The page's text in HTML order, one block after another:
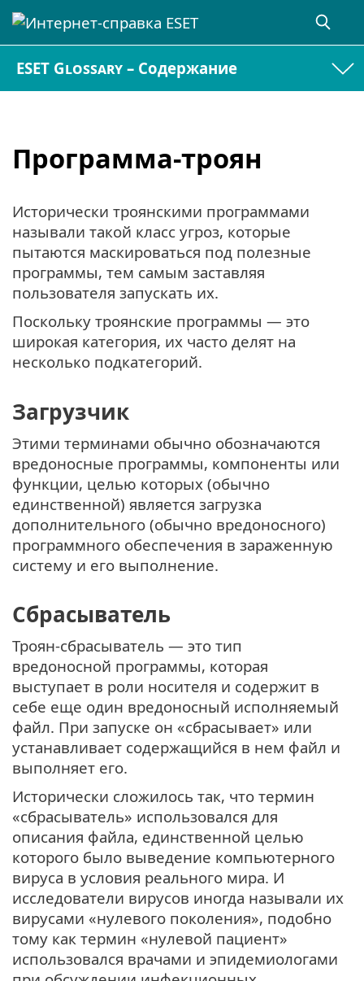
ESET Glossary – Содержание
Программа-троян
Исторически троянскими программами
называли такой класс угроз, которые
пытаются маскироваться под полезные
программы, тем самым заставляя
пользователя запускать их.
Поскольку троянские программы — это
широкая категория, их часто делят на
несколько подкатегорий.
Загрузчик
Этими терминами обычно обозначаются
вредоносные программы, компоненты или
функции, целью которых (обычно
единственной) является загрузка
дополнительного (обычно вредоносного)
программного обеспечения в зараженную
систему и его выполнение.
Сбрасыватель
Троян-сбрасыватель — это тип
вредоносной программы, которая
выступает в роли носителя и содержит в
себе еще один вредоносный исполняемый
файл. При запуске он «сбрасывает» или
устанавливает содержащийся в нем файл и
выполняет его.
Исторически сложилось так, что термин
«сбрасыватель» использовался для
описания файла, единственной целью
которого было выведение компьютерного
вируса в условия реального мира. И
исследователи вирусов иногда называли их
вирусами «нулевого поколения», подобно
тому как термин «нулевой пациент»
использовался врачами и эпидемиологами